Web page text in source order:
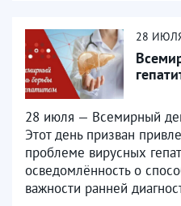
28
28 июля — Всемирный
Этот день призван
проблеме вирусных
осведомлённость о
важности ранней